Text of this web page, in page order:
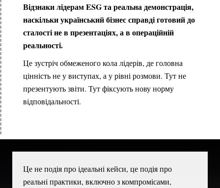
Відзнаки лідерам ESG та реальна демонстрація,
наскільки український бізнес справді готовий до
сталості не в презентаціях, а в операційній
реальності.
Це зустріч обмеженого кола лідерів, де головна
цінність не у виступах, а у рівні розмови. Тут не
презентують звіти. Тут фіксують нову норму
відповідальності.
Це не подія про ідеальні кейси, це подія про
реальні практики, включно з компромісами,